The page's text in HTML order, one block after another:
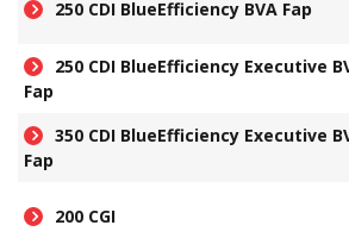
250 CDI BlueEfficiency BVA Fap
250 CDI BlueEfficiency Executive
Fap
350 CDI BlueEfficiency Executive
Fap
200 CGI